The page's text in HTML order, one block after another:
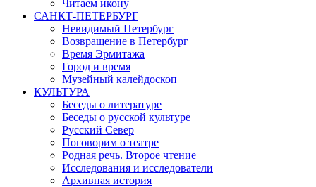
Читаем икону
САНКТ-ПЕТЕРБУРГ
Невидимый Петербург
Возвращение в Петербург
Время Эрмитажа
Город и время
Музейный калейдоскоп
КУЛЬТУРА
Беседы о литературе
Беседы о русской культуре
Русский Север
Поговорим о театре
Родная речь. Второе чтение
Исследования и исследователи
Архивная история